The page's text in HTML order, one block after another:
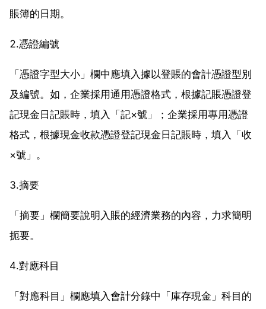
賬簿的日期。
2.憑證編號
「憑證字型大小」欄中應填入據以登賬的會計憑證型別
及編號。如，企業採用通用憑證格式，根據記賬憑證登
記現金日記賬時，填入「記×號」；企業採用專用憑證
格式，根據現金收款憑證登記現金日記賬時，填入「收
×號」。
3.摘要
「摘要」欄簡要說明入賬的經濟業務的內容，力求簡明
扼要。
4.對應科目
「對應科目」欄應填入會計分錄中「庫存現金」科目的